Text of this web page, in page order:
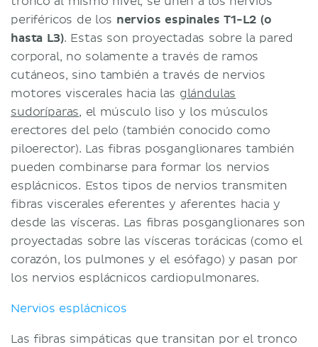
periféricos de los nervios espinales T1-L2 (o
hasta L3). Estas son proyectadas sobre la pared
corporal, no solamente a través de ramos
cutáneos, sino también a través de nervios
motores viscerales hacia las glándulas
sudoríparas, el músculo liso y los músculos
erectores del pelo (también conocido como
piloerector). Las fibras posganglionares también
pueden combinarse para formar los nervios
esplácnicos. Estos tipos de nervios transmiten
fibras viscerales eferentes y aferentes hacia y
desde las vísceras. Las fibras posganglionares son
proyectadas sobre las vísceras torácicas (como el
corazón, los pulmones y el esófago) y pasan por
los nervios esplácnicos cardiopulmonares.
Nervios esplácnicos
Las fibras simpáticas que transitan por el tronco